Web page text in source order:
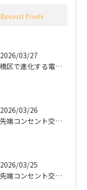
Recent Posts
2026/03/27
板橋区で進化する電気工事と最新コンセント交換技術
2026/03/26
最先端コンセント交換で快適な生活を実現する電気工事の技術
2026/03/25
最先端コンセント交換で実現する安全と快適な住環境